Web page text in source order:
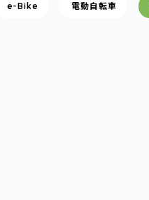
e-Bike 電動自転車